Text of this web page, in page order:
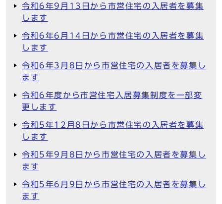
令和6年9月13日から市営住宅の入居者を募集
します
令和6年6月14日から市営住宅の入居者を募集
します
令和6年3月8日から市営住宅の入居者を募集し
ます
令和6年度から市営住宅入居募集制度を一部変
更します
令和5年12月8日から市営住宅の入居者を募集
します
令和5年9月8日から市営住宅の入居者を募集し
ます
令和5年6月9日から市営住宅の入居者を募集し
ます